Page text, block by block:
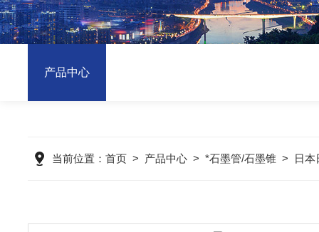
产品中心
当前位置： 首页 > 产品中心 > *石墨管/石墨锥 > 日本